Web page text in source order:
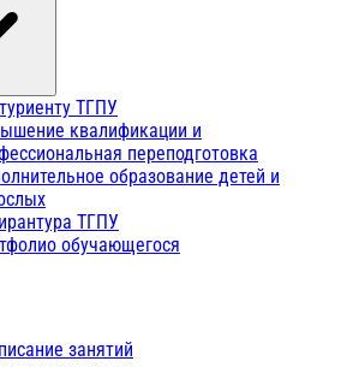
ТГПУ
квалификации и
переподготовка
образование детей и
ТГПУ
обучающегося
занятий